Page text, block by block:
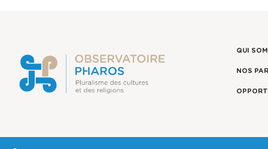
QUI
NOS